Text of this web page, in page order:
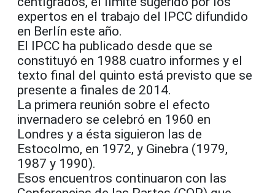
expertos en el trabajo del IPCC difundido
en Berlín este año.
El IPCC ha publicado desde que se
constituyó en 1988 cuatro informes y el
texto final del quinto está previsto que se
presente a finales de 2014.
La primera reunión sobre el efecto
invernadero se celebró en 1960 en
Londres y a ésta siguieron las de
Estocolmo, en 1972, y Ginebra (1979,
1987 y 1990).
Esos encuentros continuaron con las